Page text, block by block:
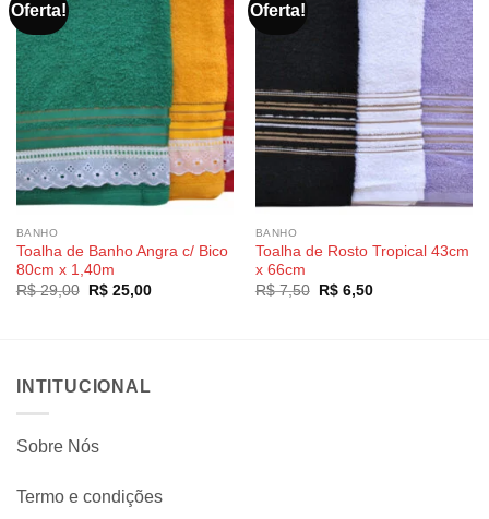
Oferta!
BANHO
Toalha de Banho Angra c/ Bico
80cm x 1,40m
R$29,00
O
R$25,00O
Oferta!
BANHO
Toalha de Rosto Tropical 43cm
x 66cm
R$7,50
O
preço
R$6,50O
INTITUCIONAL
Sobre Nós
Termo e condições